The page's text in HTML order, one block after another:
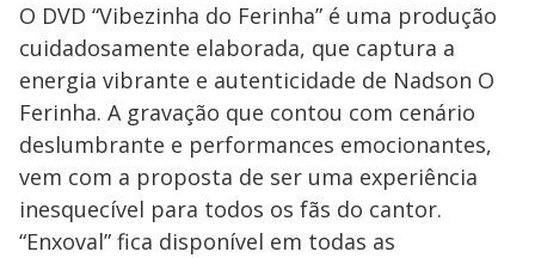
O DVD “Vibezinha do Ferinha” é uma produção
cuidadosamente elaborada, que captura a
energia vibrante e autenticidade de Nadson O
Ferinha. A gravação que contou com cenário
deslumbrante e performances emocionantes,
vem com a proposta de ser uma experiência
inesquecível para todos os fãs do cantor.
“Enxoval” fica disponível em todas as